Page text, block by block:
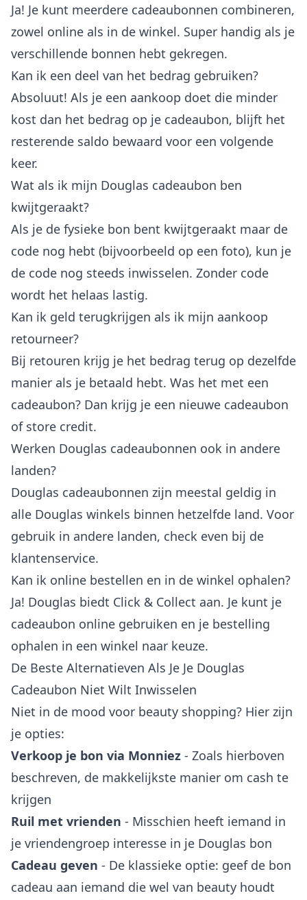
Ja! Je kunt meerdere cadeaubonnen combineren,
zowel online als in de winkel. Super handig als je
verschillende bonnen hebt gekregen.
Kan ik een deel van het bedrag gebruiken?
Absoluut! Als je een aankoop doet die minder
kost dan het bedrag op je cadeaubon, blijft het
resterende saldo bewaard voor een volgende
keer.
Wat als ik mijn Douglas cadeaubon ben
kwijtgeraakt?
Als je de fysieke bon bent kwijtgeraakt maar de
code nog hebt (bijvoorbeeld op een foto), kun je
de code nog steeds inwisselen. Zonder code
wordt het helaas lastig.
Kan ik geld terugkrijgen als ik mijn aankoop
retourneer?
Bij retouren krijg je het bedrag terug op dezelfde
manier als je betaald hebt. Was het met een
cadeaubon? Dan krijg je een nieuwe cadeaubon
of store credit.
Werken Douglas cadeaubonnen ook in andere
landen?
Douglas cadeaubonnen zijn meestal geldig in
alle Douglas winkels binnen hetzelfde land. Voor
gebruik in andere landen, check even bij de
klantenservice.
Kan ik online bestellen en in de winkel ophalen?
Ja! Douglas biedt Click & Collect aan. Je kunt je
cadeaubon online gebruiken en je bestelling
ophalen in een winkel naar keuze.
De Beste Alternatieven Als Je Je Douglas
Cadeaubon Niet Wilt Inwisselen
Niet in de mood voor beauty shopping? Hier zijn
je opties:
Verkoop je bon via Monniez - Zoals hierboven
beschreven, de makkelijkste manier om cash te
krijgen
Ruil met vrienden - Misschien heeft iemand in
je vriendengroep interesse in je Douglas bon
Cadeau geven - De klassieke optie: geef de bon
cadeau aan iemand die wel van beauty houdt